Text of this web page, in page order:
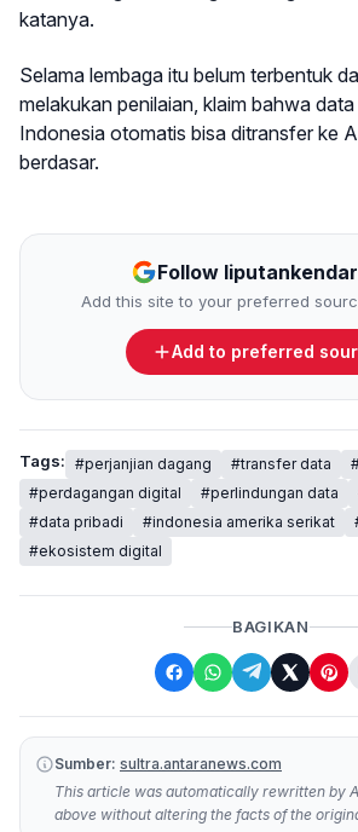
katanya.
Selama lembaga itu belum terbentuk
melakukan penilaian, klaim bahwa
Indonesia otomatis bisa ditransfer ke
berdasar.
Follow
Add this site to your preferred
Add to preferred
Tags: #perjanjian dagang #transfer data
#perdagangan digital
#perlindungan data
#data pribadi
#indonesia amerika serikat
#ekosistem digital
BAGIKAN
Sumber: sultra.antaranews.com
This article was automatically rewritten by
above without altering the facts of the